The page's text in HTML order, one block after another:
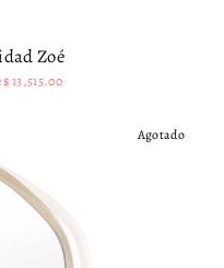
Zoé
$ 13,515.00
Agotado